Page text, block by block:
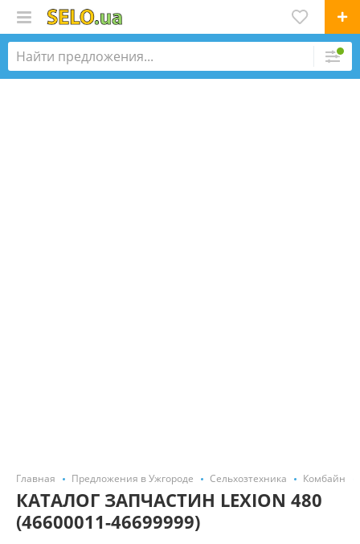
Главная Предложения в Ужгороде Сельхозтехника Комбайн
КАТАЛОГ ЗАПЧАСТИН LEXION 480
(46600011-46699999)